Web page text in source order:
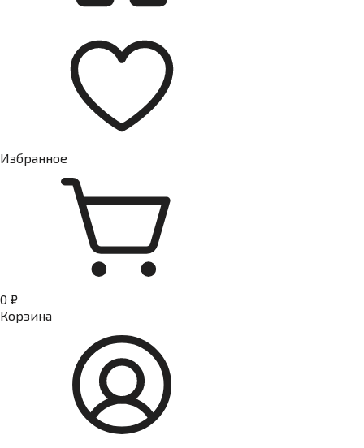
Избранное
0 ₽
Корзина